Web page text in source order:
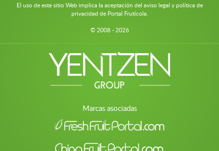
El uso de este sitio Web implica la aceptación del aviso legal y política de
privacidad de Portal Frutícola.
© 2008 - 2026
Marcas asociadas